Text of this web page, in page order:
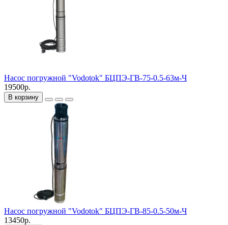
Насос погружной "Vodotok" БЦПЭ-ГВ-75-0.5-63м-Ч
19500р.
В корзину
Насос погружной "Vodotok" БЦПЭ-ГВ-85-0.5-50м-Ч
13450р.